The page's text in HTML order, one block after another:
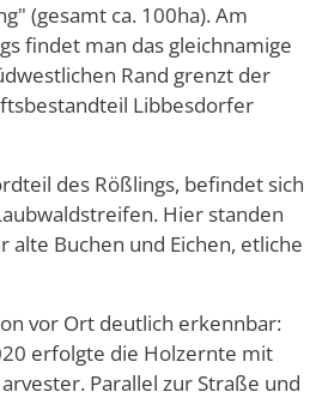
(gesamt ca. 100ha). Am
findet man das gleichnamige
Rand grenzt der
Libbesdorfer
des Rößlings, befindet sich
Hier standen
alte Buchen und Eichen, etliche
vor Ort deutlich erkennbar:
erfolgte die Holzernte mit
Parallel zur Straße und